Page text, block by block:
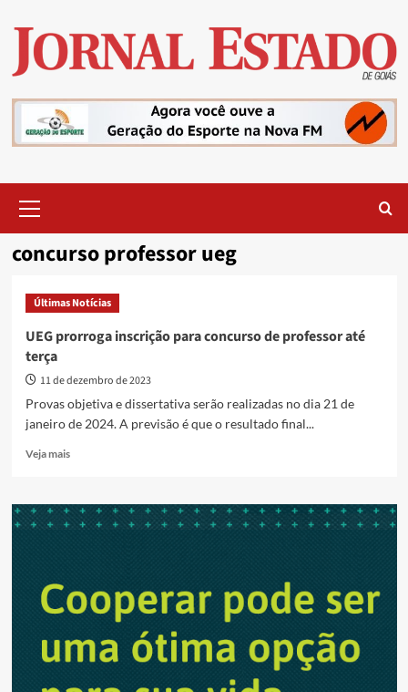
content
Menu
concurso professor ueg
Últimas Notícias
UEG prorroga inscrição para concurso de professor até
terça
11 de dezembro de 2023
Provas objetiva e dissertativa serão realizadas no dia 21 de
janeiro de 2024. A previsão é que o resultado final...
Veja maisRead
UEG
prorroga
de
professor
terça